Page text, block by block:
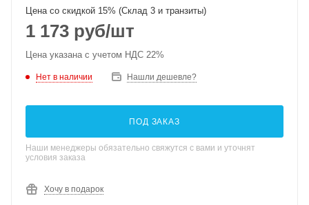
Цена со скидкой 15% (Склад 3 и транзиты)
1 173 руб/шт
Цена указана с учетом НДС 22%
Нет в наличии Нашли дешевле?
ПОД ЗАКАЗ
Наши менеджеры обязательно свяжутся с вами и уточнят
условия заказа
Хочу в подарок